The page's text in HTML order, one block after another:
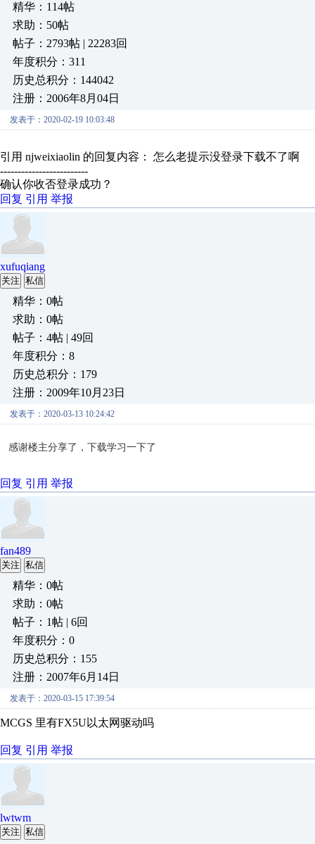
精华：114帖
求助：50帖
帖子：2793帖 | 22283回
年度积分：311
历史总积分：144042
注册：2006年8月04日
发表于：2020-02-19 10:03:48
引用 njweixiaolin 的回复内容： 怎么老提示没登录下载不了啊
-------------------------
确认你收否登录成功？
回复 引用 举报
xufuqiang
关注 私信
精华：0帖
求助：0帖
帖子：4帖 | 49回
年度积分：8
历史总积分：179
注册：2009年10月23日
发表于：2020-03-13 10:24:42
感谢楼主分享了，下载学习一下了
回复 引用 举报
fan489
关注 私信
精华：0帖
求助：0帖
帖子：1帖 | 6回
年度积分：0
历史总积分：155
注册：2007年6月14日
发表于：2020-03-15 17:39:54
MCGS 里有FX5U以太网驱动吗
回复 引用 举报
lwtwm
关注 私信